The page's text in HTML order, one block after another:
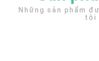
Những sản phẩm
tôi